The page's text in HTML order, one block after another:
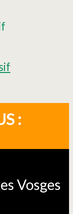
:
Vosges